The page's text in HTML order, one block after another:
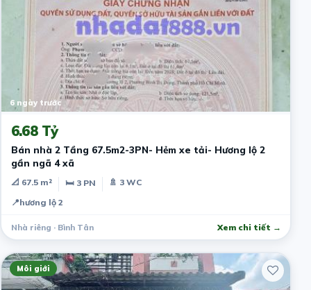
6 ngày trước
6.68 Tỷ
Bán nhà 2 Tầng 67.5m2-3PN- Hẻm xe tải- Hương lộ 2
gần ngã 4 xã
📐 67.5 m² 🛏 3 PN
🚿 3 WC
📍hương lộ 2
Nhà riêng · Bình Tân Xem chi tiết →
Môi giới